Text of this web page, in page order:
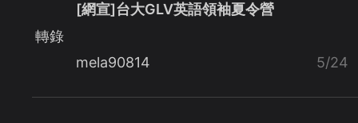
轉錄
[網宣]台大GLV英語領袖夏令營
mela90814 5/24